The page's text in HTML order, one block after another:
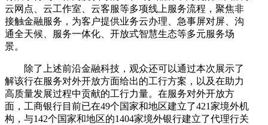
云网点、云工作室、云客服等多项线上服务流程，聚焦非
接触金融服务，为客户提供业务云办理、急事屏对屏、沟
通全天候、服务一体化、开放式智慧生态等多元服务场
景。
除了上述前沿金融科技，观众还可以通过本次展示了
解该行在服务对外开放方面给出的工行方案，以及在助力
高质量发展过程中贡献的工行力量。在服务对外开放方
面，工商银行目前已在49个国家和地区建立了421家境外机
构，与142个国家和地区的1404家境外银行建立了代理行关